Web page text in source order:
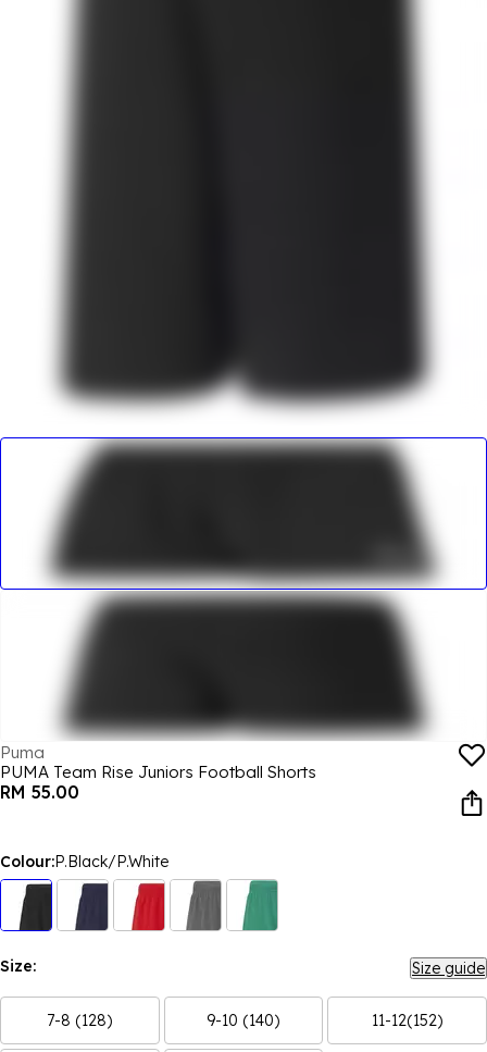
Puma
PUMA Team Rise Juniors Football Shorts
RM 55.00
Colour:P.Black/P.White
Size: Size guide
7-8 (128) 9-10 (140) 11-12(152)